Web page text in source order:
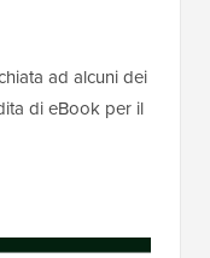
ad alcuni dei
di eBook per il